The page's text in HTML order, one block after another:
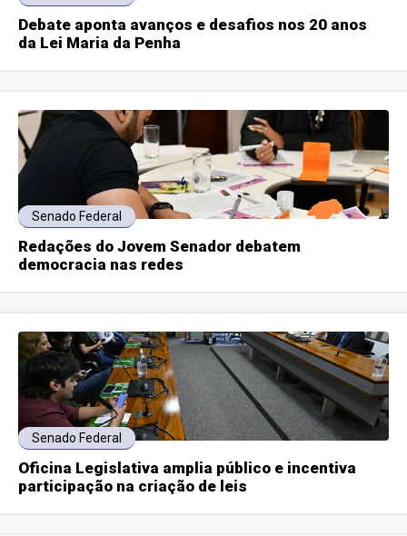
Debate aponta avanços e desafios nos 20 anos
da Lei Maria da Penha
Senado Federal
Redações do Jovem Senador debatem
democracia nas redes
Senado Federal
Oficina Legislativa amplia público e incentiva
participação na criação de leis